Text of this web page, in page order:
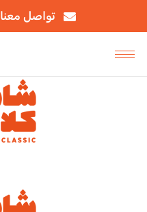
تواصل معنا بيانات